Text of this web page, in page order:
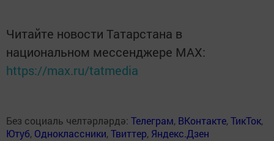
Читайте новости Татарстана в
национальном мессенджере MАХ:
https://max.ru/tatmedia
Без социаль челтәрләрдә: Телеграм, ВКонтакте,ТикТок,
Ютуб, Одноклассники,Твиттер, Яндекс.Дзен